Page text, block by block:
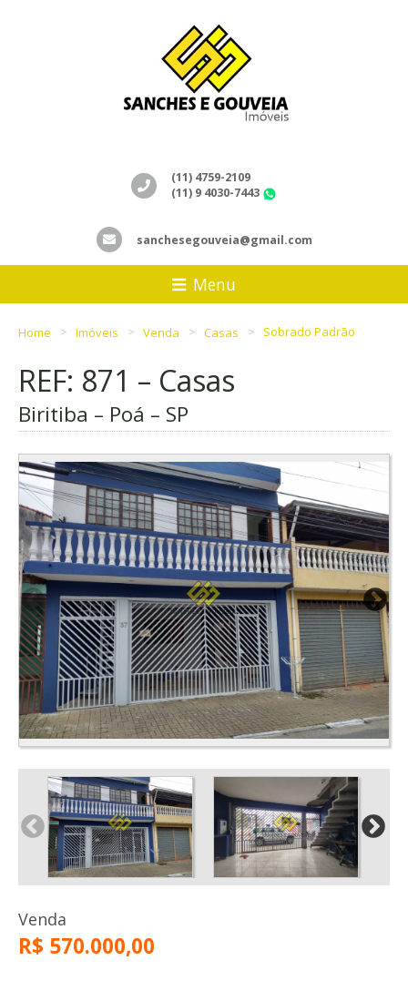
(11) 4759-2109
(11) 9 4030-7443
sanchesegouveia@gmail.com
Menu
Home Imóveis Venda Casas Sobrado Padrão
REF: 871 – Casas
Biritiba – Poá – SP
Venda
R$ 570.000,00